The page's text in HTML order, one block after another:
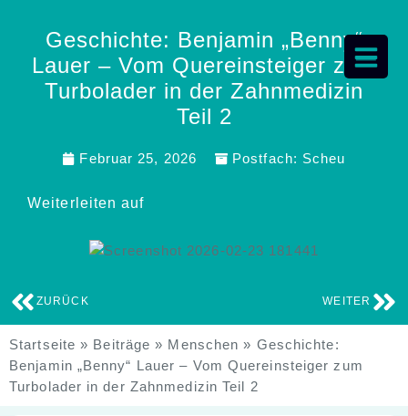
Geschichte: Benjamin „Benny“
Lauer – Vom Quereinsteiger zum
Turbolader in der Zahnmedizin
Teil 2
Februar 25, 2026 Postfach: Scheu
Weiterleiten auf
ZURÜCK WEITER
Startseite » Beiträge » Menschen » Geschichte:
Benjamin „Benny“ Lauer – Vom Quereinsteiger zum
Turbolader in der Zahnmedizin Teil 2